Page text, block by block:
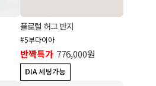
플로럴 허그 반지
#5부다이아
반짝특가 776,000원